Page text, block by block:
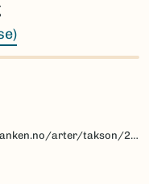
arter/takson/29963/beskrivelse